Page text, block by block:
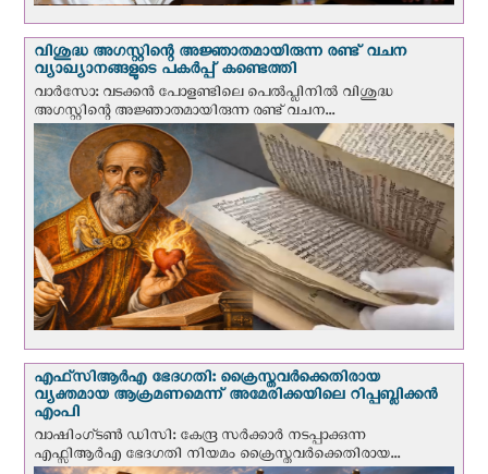
വിശുദ്ധ അഗസ്റ്റിന്റെ അജ്ഞാതമായിരുന്ന രണ്ട് വചന
വ്യാഖ്യാനങ്ങളുടെ പകര്‍പ്പ് കണ്ടെത്തി
വാര്‍സോ: വടക്കൻ പോളണ്ടിലെ പെൽപ്ലിനില്‍ വിശുദ്ധ
അഗസ്റ്റിന്റെ അജ്ഞാതമായിരുന്ന രണ്ട് വചന...
എഫ്‌സി‌ആര്‍‌എ ഭേദഗതി: ക്രൈസ്തവർക്കെതിരായ
വ്യക്തമായ ആക്രമണമെന്ന് അമേരിക്കയിലെ റിപ്പബ്ലിക്കൻ
എംപി
വാഷിംഗ്ടണ്‍ ഡി‌സി: കേന്ദ്ര സർക്കാർ നടപ്പാക്കുന്ന
എഫ്സിആർഎ ഭേദഗതി നിയമം ക്രൈസ്തവർക്കെതിരായ...